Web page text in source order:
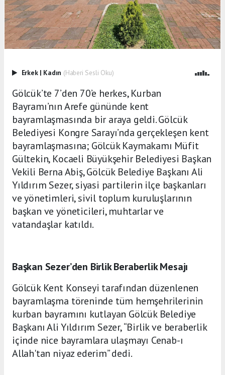
Erkek | Kadın (Haberi Sesli Oku)
Gölcük’te 7’den 70’e herkes, Kurban
Bayramı’nın Arefe gününde kent
bayramlaşmasında bir araya geldi. Gölcük
Belediyesi Kongre Sarayı’nda gerçekleşen kent
bayramlaşmasına; Gölcük Kaymakamı Müfit
Gültekin, Kocaeli Büyükşehir Belediyesi Başkan
Vekili Berna Abiş, Gölcük Belediye Başkanı Ali
Yıldırım Sezer, siyasi partilerin ilçe başkanları
ve yönetimleri, sivil toplum kuruluşlarının
başkan ve yöneticileri, muhtarlar ve
vatandaşlar katıldı.
Başkan Sezer’den Birlik Beraberlik Mesajı
Gölcük Kent Konseyi tarafından düzenlenen
bayramlaşma töreninde tüm hemşehrilerinin
kurban bayramını kutlayan Gölcük Belediye
Başkanı Ali Yıldırım Sezer, “Birlik ve beraberlik
içinde nice bayramlara ulaşmayı Cenab-ı
Allah'tan niyaz ederim” dedi.